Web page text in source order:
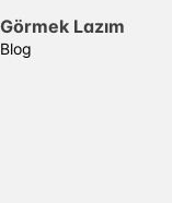
Görmek Lazım
Blog